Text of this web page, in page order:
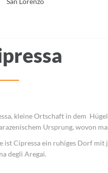
kleine Ortschaft in dem
Ursprung, wovon
ist Cipressa ein ruhiges Dorf mit
degli Aregai.